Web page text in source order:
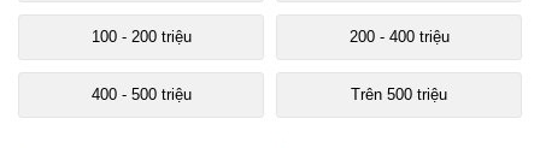
100 - 200 triệu 200 - 400 triệu
400 - 500 triệu Trên 500 triệu